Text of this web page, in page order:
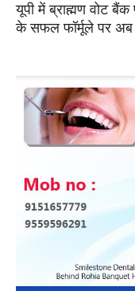
यूपी में ब्राह्मण वोट
के सफल फॉर्मूले पर अब